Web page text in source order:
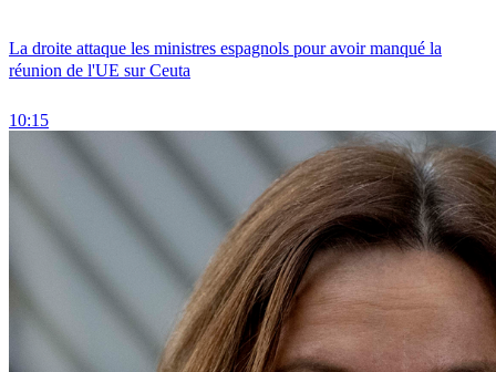
La droite attaque les ministres espagnols pour avoir manqué la
réunion de l'UE sur Ceuta
10:15